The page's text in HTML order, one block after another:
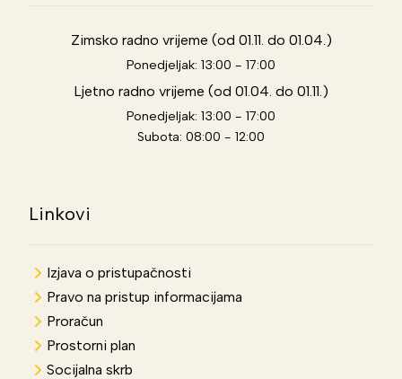
Zimsko radno vrijeme (od 01.11. do 01.04.)
Ponedjeljak: 13:00 - 17:00
Ljetno radno vrijeme (od 01.04. do 01.11.)
Ponedjeljak: 13:00 - 17:00
Subota: 08:00 - 12:00
Linkovi
Izjava o pristupačnosti
Pravo na pristup informacijama
Proračun
Prostorni plan
Socijalna skrb